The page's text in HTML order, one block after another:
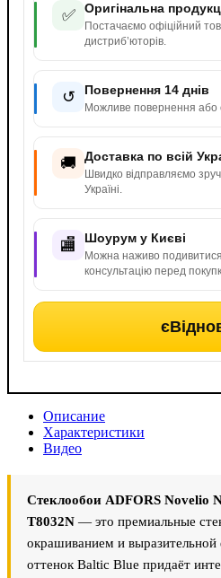
✅ Оригінальна
Постачаємо офіційний
дистриб’юторів.
↺ Повернення 14 днів
Можливе повернення або
🚚 Доставка по всій
Швидко відправляємо
Україні.
🏬 Шоурум у Києві
Можна наживо
консультацію перед
Описание
Характеристики
Видео
Стеклообои ADFORS Novelio
T8032N — это премиальные
окрашиванием и
оттенок Baltic Blue придаёт